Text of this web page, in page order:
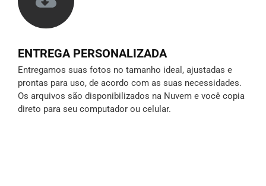
ENTREGA PERSONALIZADA
Entregamos suas fotos no tamanho ideal, ajustadas e
prontas para uso, de acordo com as suas necessidades.
Os arquivos são disponibilizados na Nuvem e você copia
direto para seu computador ou celular.